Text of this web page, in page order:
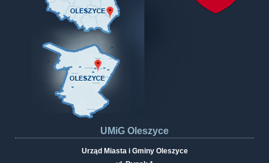
UMiG Oleszyce
Urząd Miasta i Gminy Oleszyce